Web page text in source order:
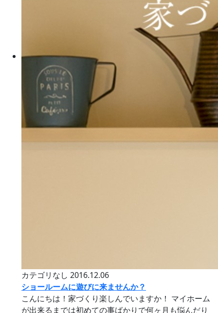
カテゴリなし 2016.12.06
ショールームに遊びに来ませんか？
こんにちは！家づくり楽しんでいますか！ マイホーム
が出来るまでは初めての事ばかりで何ヶ月も悩んだり